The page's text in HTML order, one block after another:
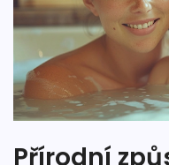
Přírodní